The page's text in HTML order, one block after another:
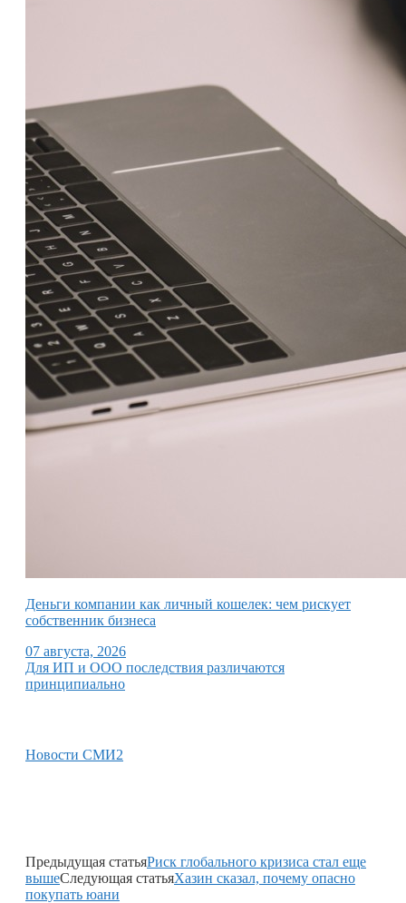
Деньги компании как личный кошелек: чем рискует
собственник бизнеса
07 августа, 2026
Для ИП и ООО последствия различаются
принципиально
Новости СМИ2
Предыдущая статьяРиск глобального кризиса стал еще
вышеСледующая статьяХазин сказал, почему опасно
покупать юани